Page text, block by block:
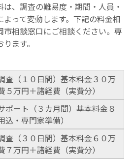
、調査の難易度・期間・人員・
って変動します。下記の料金相
市相談窓口にご相談ください。専
ます。
査（１０日間）基本料金３０万
５万円＋諸経費（実費分）
ポート（３カ月間）基本料金８
込・専門家準備）
査（３０日間）基本料金６０万
７万円＋諸経費（実費分）